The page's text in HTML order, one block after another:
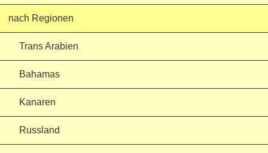
nach Regionen
Trans Arabien
Bahamas
Kanaren
Russland